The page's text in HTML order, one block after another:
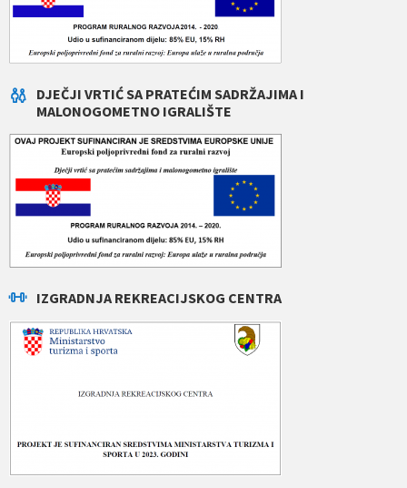
DJEČJI VRTIĆ SA PRATEĆIM SADRŽAJIMA I
MALONOGOMETNO IGRALIŠTE
IZGRADNJA REKREACIJSKOG CENTRA